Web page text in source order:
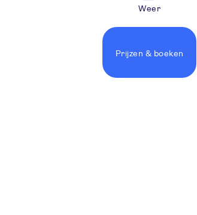
Weer
Prijzen & boeken